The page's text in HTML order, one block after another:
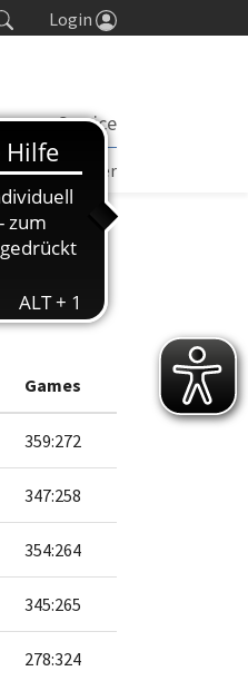
Login
Service
Games
359:272
347:258
354:264
345:265
278:324